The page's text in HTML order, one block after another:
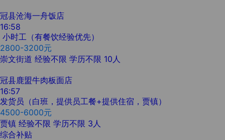
冠县沧海一舟饭店
16:58
小时工（有餐饮经验优先）
2800-3200元
崇文街道 经验不限 学历不限 10人
冠县鹿盟牛肉板面店
16:57
发货员（白班，提供员工餐+提供住宿，贾镇）
4500-6000元
贾镇 经验不限 学历不限 3人
综合补贴